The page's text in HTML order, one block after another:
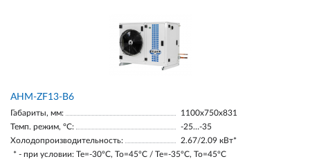
AНM-ZF13-В6
Габариты, мм:
1100х750х831
Темп. режим, °С:
-25…-35
Холодопроизводительность:
2.67/2.09 кВт*
* - при условии: Te=-30ºC, To=45ºC / Te=-35ºC, To=45ºC